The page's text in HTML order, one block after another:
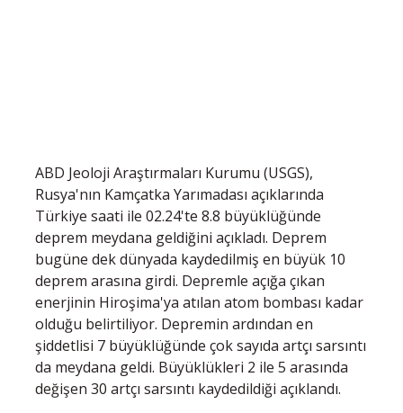
ABD Jeoloji Araştırmaları Kurumu (USGS),
Rusya'nın Kamçatka Yarımadası açıklarında
Türkiye saati ile 02.24'te 8.8 büyüklüğünde
deprem meydana geldiğini açıkladı. Deprem
bugüne dek dünyada kaydedilmiş en büyük 10
deprem arasına girdi. Depremle açığa çıkan
enerjinin Hiroşima'ya atılan atom bombası kadar
olduğu belirtiliyor. Depremin ardından en
şiddetlisi 7 büyüklüğünde çok sayıda artçı sarsıntı
da meydana geldi. Büyüklükleri 2 ile 5 arasında
değişen 30 artçı sarsıntı kaydedildiği açıklandı.